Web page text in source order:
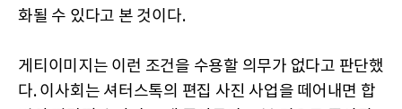
화될 수 있다고 본 것이다.
게티이미지는 이런 조건을 수용할 의무가 없다고 판단했
다. 이사회는 셔터스톡의 편집 사진 사업을 떼어내면 합